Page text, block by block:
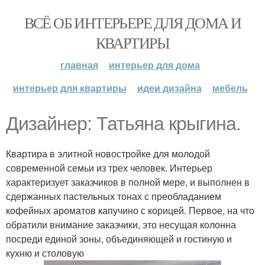
ВСЁ ОБ ИНТЕРЬЕРЕ ДЛЯ ДОМА И
КВАРТИРЫ
главная
интерьер для дома
интерьер для квартиры
идеи дизайна мебель
Дизайнер: Татьяна крыгина.
Квартира в элитной новостройке для молодой
современной семьи из трех человек. Интерьер
характеризует заказчиков в полной мере, и выполнен в
сдержанных пастельных тонах с преобладанием
кофейных ароматов капучино с корицей. Первое, на что
обратили внимание заказчики, это несущая колонна
посреди единой зоны, объединяющей и гостиную и
кухню и столовую